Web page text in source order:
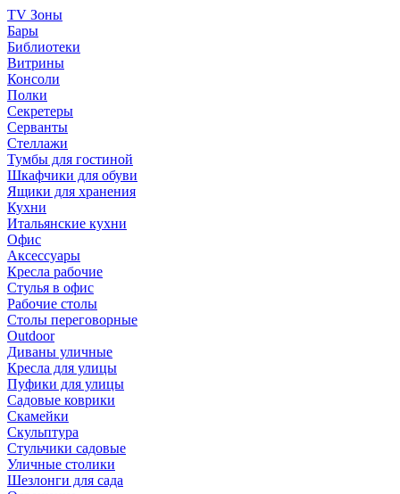
TV Зоны
Бары
Библиотеки
Витрины
Консоли
Полки
Секретеры
Серванты
Стеллажи
Тумбы для гостиной
Шкафчики для обуви
Ящики для хранения
Кухни
Итальянские кухни
Офис
Аксессуары
Кресла рабочие
Стулья в офис
Рабочие столы
Столы переговорные
Outdoor
Диваны уличные
Кресла для улицы
Пуфики для улицы
Садовые коврики
Скамейки
Скульптура
Стульчики садовые
Уличные столики
Шезлонги для сада